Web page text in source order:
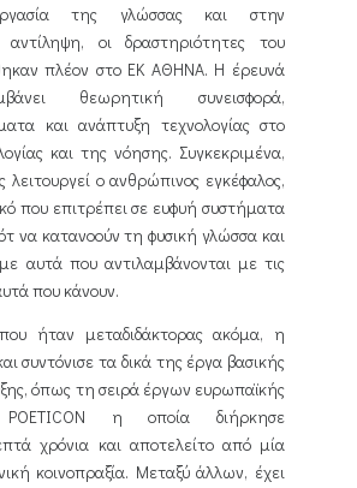
της γλώσσας και στην
αντίληψη, οι δραστηριότητες του
πλέον στο ΕΚ ΑΘΗΝΑ. Η έρευνά
θεωρητική συνεισφορά,
και ανάπτυξη τεχνολογίας στο
και της νόησης. Συγκεκριμένα,
ο ανθρώπινος εγκέφαλος,
που επιτρέπει σε ευφυή συστήματα
να κατανοούν τη φυσική γλώσσα και
αυτά που αντιλαμβάνονται με τις
που κάνουν.
ήταν μεταδιδάκτορας ακόμα, η
συντόνισε τα δικά της έργα βασικής
όπως τη σειρά έργων ευρωπαϊκής
POETICON η οποία διήρκησε
χρόνια και αποτελείτο από μία
κοινοπραξία. Μεταξύ άλλων, έχει